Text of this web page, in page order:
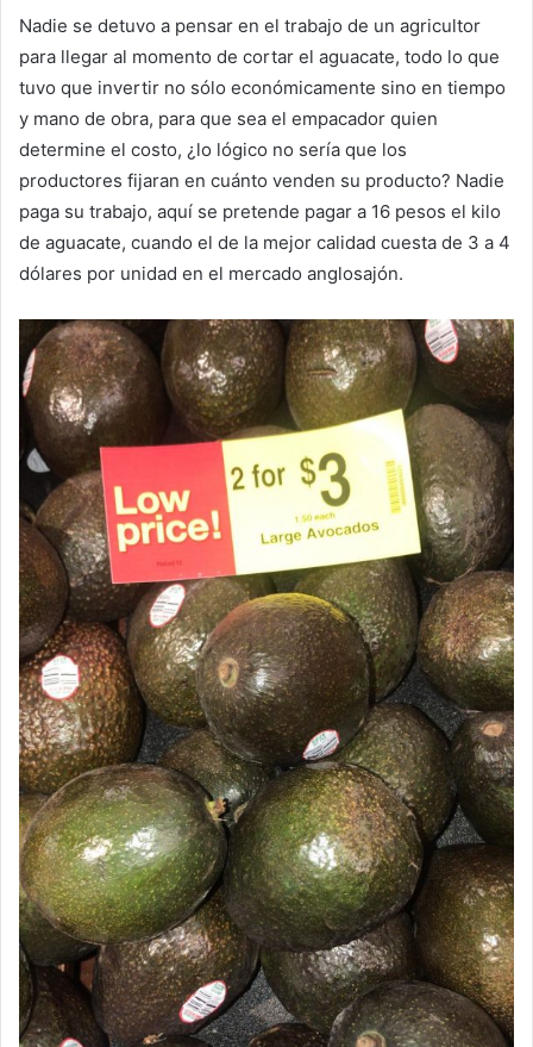
Nadie se detuvo a pensar en el trabajo de un agricultor
para llegar al momento de cortar el aguacate, todo lo que
tuvo que invertir no sólo económicamente sino en tiempo
y mano de obra, para que sea el empacador quien
determine el costo, ¿lo lógico no sería que los
productores fijaran en cuánto venden su producto? Nadie
paga su trabajo, aquí se pretende pagar a 16 pesos el kilo
de aguacate, cuando el de la mejor calidad cuesta de 3 a 4
dólares por unidad en el mercado anglosajón.